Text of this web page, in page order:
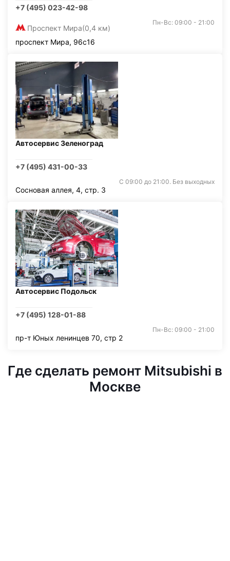
+7 (495) 023-42-98
Проспект Мира(0,4 км)
Пн-Вс: 09:00 - 21:00
проспект Мира, 96с16
Автосервис Зеленоград
+7 (495) 431-00-33
С 09:00 до 21:00. Без выходных
Сосновая аллея, 4, стр. 3
Автосервис Подольск
+7 (495) 128-01-88
Пн-Вс: 09:00 - 21:00
пр-т Юных ленинцев 70, стр 2
Где сделать ремонт Mitsubishi в
Москве